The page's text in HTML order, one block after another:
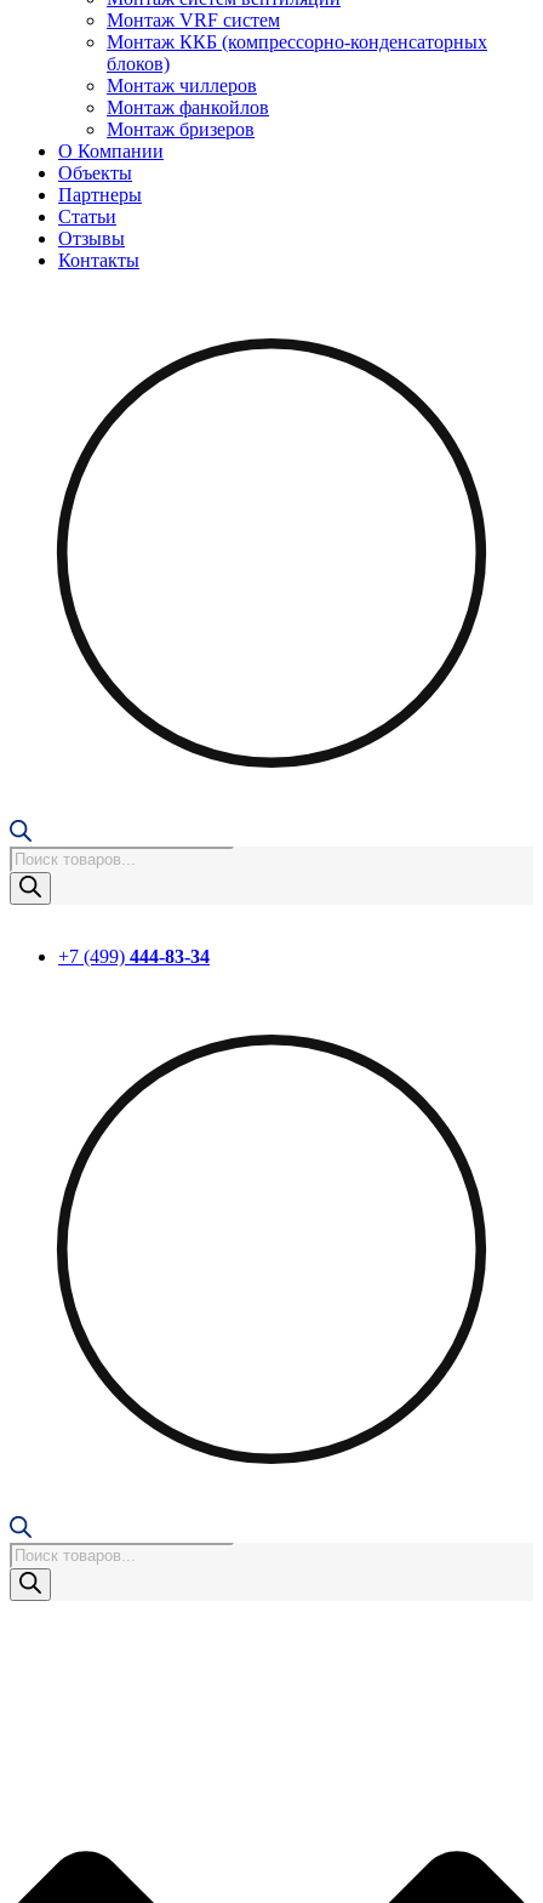
Монтаж VRF систем
Монтаж ККБ (компрессорно-конденсаторных
блоков)
Монтаж чиллеров
Монтаж фанкойлов
Монтаж бризеров
О Компании
Объекты
Партнеры
Статьи
Отзывы
Контакты
Поиск
товаров
+7 (499) 444-83-34
Поиск
товаров